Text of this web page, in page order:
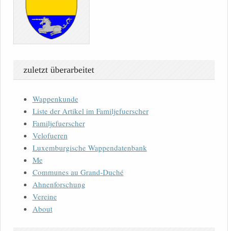
zuletzt überarbeitet
Wappenkunde
Liste der Artikel im Familjefuerscher
Familjefuerscher
Velofueren
Luxemburgische Wappendatenbank
Me
Communes au Grand-Duché
Ahnenforschung
Vereine
About